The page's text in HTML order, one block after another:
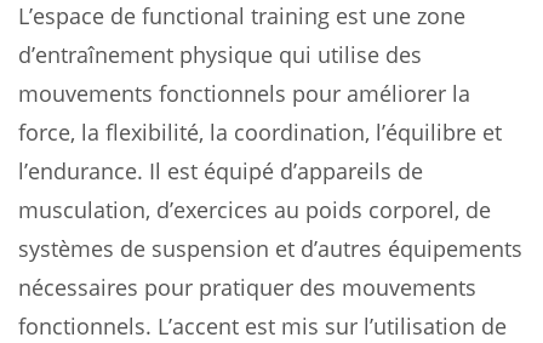
L’espace de functional training est une zone
d’entraînement physique qui utilise des
mouvements fonctionnels pour améliorer la
force, la flexibilité, la coordination, l’équilibre et
l’endurance. Il est équipé d’appareils de
musculation, d’exercices au poids corporel, de
systèmes de suspension et d’autres équipements
nécessaires pour pratiquer des mouvements
fonctionnels. L’accent est mis sur l’utilisation de